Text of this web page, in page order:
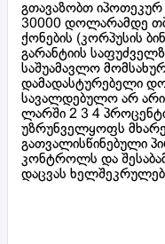
გთავაზობთ
30000 დოლარამდე
ქონების (კორპუსის
გარანტიის
საშუამავლო
დამადასტურებელი
სავალდებულო არ
ლარში 2 3 4 პროცენტი
უზრუნველყოფს
გათვალისწინებული
კონტროლს და
დაცვას